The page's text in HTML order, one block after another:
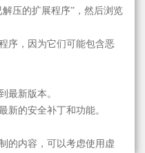
压的扩展程序”，然后浏览
序，因为它们可能包含恶
最新版本。
新的安全补丁和功能。
的内容，可以考虑使用虚